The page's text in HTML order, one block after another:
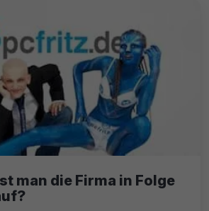
man die Firma in Folge